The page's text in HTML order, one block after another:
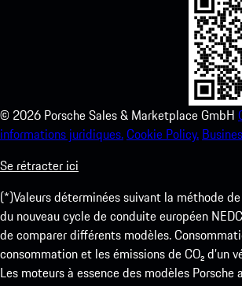
© 2026 Porsche Sales & Marketplace GmbH
informations juridiques.Cookie Policy.
Se rétracter ici
(*)Valeurs déterminées suivant la méthode
du nouveau cycle de conduite européen
de comparer différents modèles.
consommation et les émissions de CO₂
Les moteurs à essence des modèles